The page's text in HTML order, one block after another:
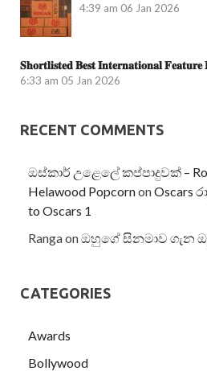
4:39 am 06 Jan 2026
𝐒𝐡𝐨𝐫𝐭𝐥𝐢𝐬𝐭𝐞𝐝 𝐁𝐞𝐬𝐭 𝐈𝐧𝐭𝐞𝐫𝐧𝐚𝐭𝐢𝐨𝐧𝐚𝐥
6:33 am 05 Jan 2026
RECENT COMMENTS
ඔස්කාර් උළෙලේ කප්පාදුවක් –
Helawood PopcornonOscars
to Oscars 1
Rangaonඔහුගේ සිනමාව ගැන
CATEGORIES
Awards
Bollywood